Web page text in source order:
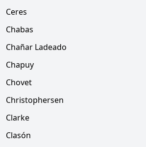
Ceres
Chabas
Chañar Ladeado
Chapuy
Chovet
Christophersen
Clarke
Clasón